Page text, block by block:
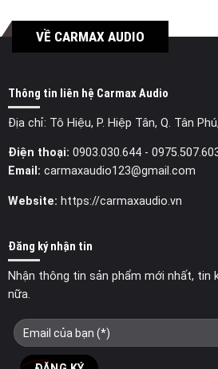
VỀ CARMAX AUDIO
Thông tin liên hệ Carmax Audio
Địa chỉ: Tô Hiệu, P. Hiệp Tân, Q. Tân
Điện thoại: 0903.030.644-
Email: carmaxaudio123@gmail.com
Website: https://carmaxaudio.vn
Đăng ký nhận tin
Nhận thông tin sản phẩm mới nhất, tin
nữa.